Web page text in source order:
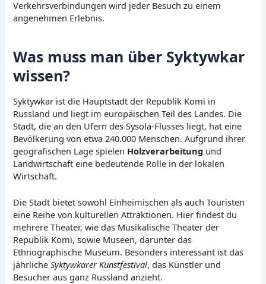
Verkehrsverbindungen wird jeder Besuch zu einem
angenehmen Erlebnis.
Was muss man über Syktywkar
wissen?
Syktywkar ist die Hauptstadt der Republik Komi in
Russland und liegt im europäischen Teil des Landes. Die
Stadt, die an den Ufern des Sysola-Flusses liegt, hat eine
Bevölkerung von etwa 240.000 Menschen. Aufgrund ihrer
geografischen Lage spielen Holzverarbeitung und
Landwirtschaft eine bedeutende Rolle in der lokalen
Wirtschaft.
Die Stadt bietet sowohl Einheimischen als auch Touristen
eine Reihe von kulturellen Attraktionen. Hier findest du
mehrere Theater, wie das Musikalische Theater der
Republik Komi, sowie Museen, darunter das
Ethnographische Museum. Besonders interessant ist das
jährlicheSyktywkarer Kunstfestival, das Künstler und
Besucher aus ganz Russland anzieht.